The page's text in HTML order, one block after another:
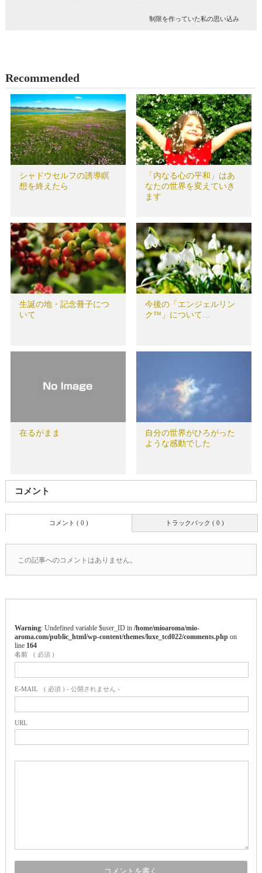
制限を作っていた私の思い込み
Recommended
シャドウセルフの誘導瞑
想を終えたら
「内なる心の平和」はあ
なたの世界を変えていき
ます
生誕の地・記念冊子につ
いて
今後の「エンジェルリン
ク™」について…
在るがまま
自分の世界がひろがった
ような感動でした
コメント
トラックバック ( 0 )
コメント ( 0 )
この記事へのコメントはありません。
Warning : Undefined variable $user_ID in /home/mioaroma/mio-
aroma.com/public_html/wp-content/themes/luxe_tcd022/comments.phpon
line 164
名前 ( 必須 )
E-MAIL ( 必須 ) - 公開されません -
URL